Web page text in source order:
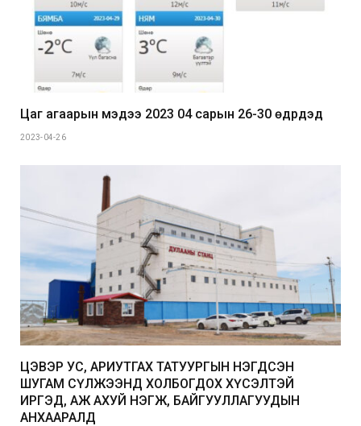
Цаг агаарын мэдээ 2023 04 сарын 26-30 өдрүүдэд
2023-04-26
ЦЭВЭР УС, АРИУТГАХ ТАТУУРГЫН НЭГДСЭН
ШУГАМ СҮЛЖЭЭНД ХОЛБОГДОХ ХҮСЭЛТЭЙ
ИРГЭД, АЖ АХУЙ НЭГЖ, БАЙГУУЛЛАГУУДЫН
АНХААРАЛД